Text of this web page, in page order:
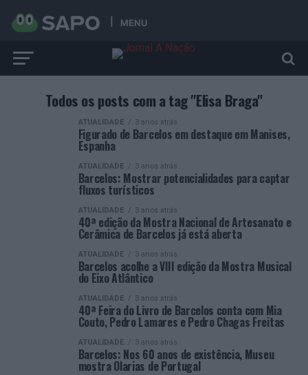
MENU
Todos os posts com a tag "Elisa Braga"
ATUALIDADE 3 anos atrás
Figurado de Barcelos em destaque em Manises,
Espanha
ATUALIDADE 3 anos atrás
Barcelos: Mostrar potencialidades para captar
fluxos turísticos
ATUALIDADE 3 anos atrás
40ª edição da Mostra Nacional de Artesanato e
Cerâmica de Barcelos já está aberta
ATUALIDADE 3 anos atrás
Barcelos acolhe a VIII edição da Mostra Musical
do Eixo Atlântico
ATUALIDADE 3 anos atrás
40ª Feira do Livro de Barcelos conta com Mia
Couto, Pedro Lamares e Pedro Chagas Freitas
ATUALIDADE 3 anos atrás
Barcelos: Nos 60 anos de existência, Museu
mostra Olarias de Portugal